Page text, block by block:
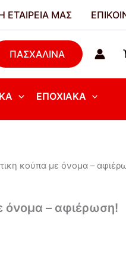
ΕΤΑΙΡΕΊΑ ΜΑΣ
ΠΑΣΧΑΛΙΝΑ
ΕΠΟΧΙΑΚΆ
κούπα με όνομα –
όνομα – αφιέρωση!